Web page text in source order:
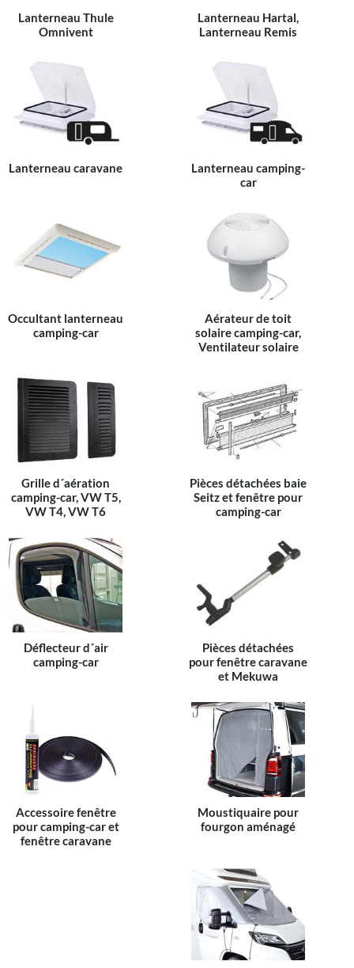
Lanterneau Thule
Omnivent
Lanterneau Hartal,
Lanterneau Remis
Lanterneau caravane
Lanterneau camping-
car
Occultant lanterneau
camping-car
Aérateur de toit
solaire camping-car,
Ventilateur solaire
Grille d´aération
camping-car, VW T5,
VW T4, VW T6
Pièces détachées baie
Seitz et fenêtre pour
camping-car
Déflecteur d´air
camping-car
Pièces détachées
pour fenêtre caravane
et Mekuwa
Accessoire fenêtre
pour camping-car et
fenêtre caravane
Moustiquaire pour
fourgon aménagé